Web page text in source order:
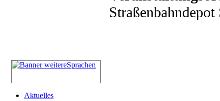
Straßenbahndepot
Aktuelles